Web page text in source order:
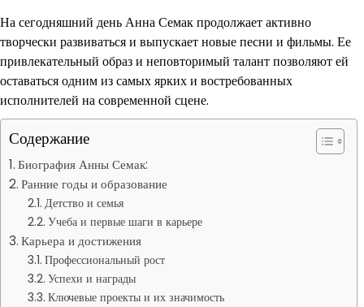
На сегодняшний день Анна Семак продолжает активно
творчески развиваться и выпускает новые песни и фильмы. Ее
привлекательный образ и неповторимый талант позволяют ей
оставаться одним из самых ярких и востребованных
исполнителей на современной сцене.
Содержание
Биография Анны Семак:
Ранние годы и образование
Детство и семья
Учеба и первые шаги в карьере
Карьера и достижения
Профессиональный рост
Успехи и награды
Ключевые проекты и их значимость